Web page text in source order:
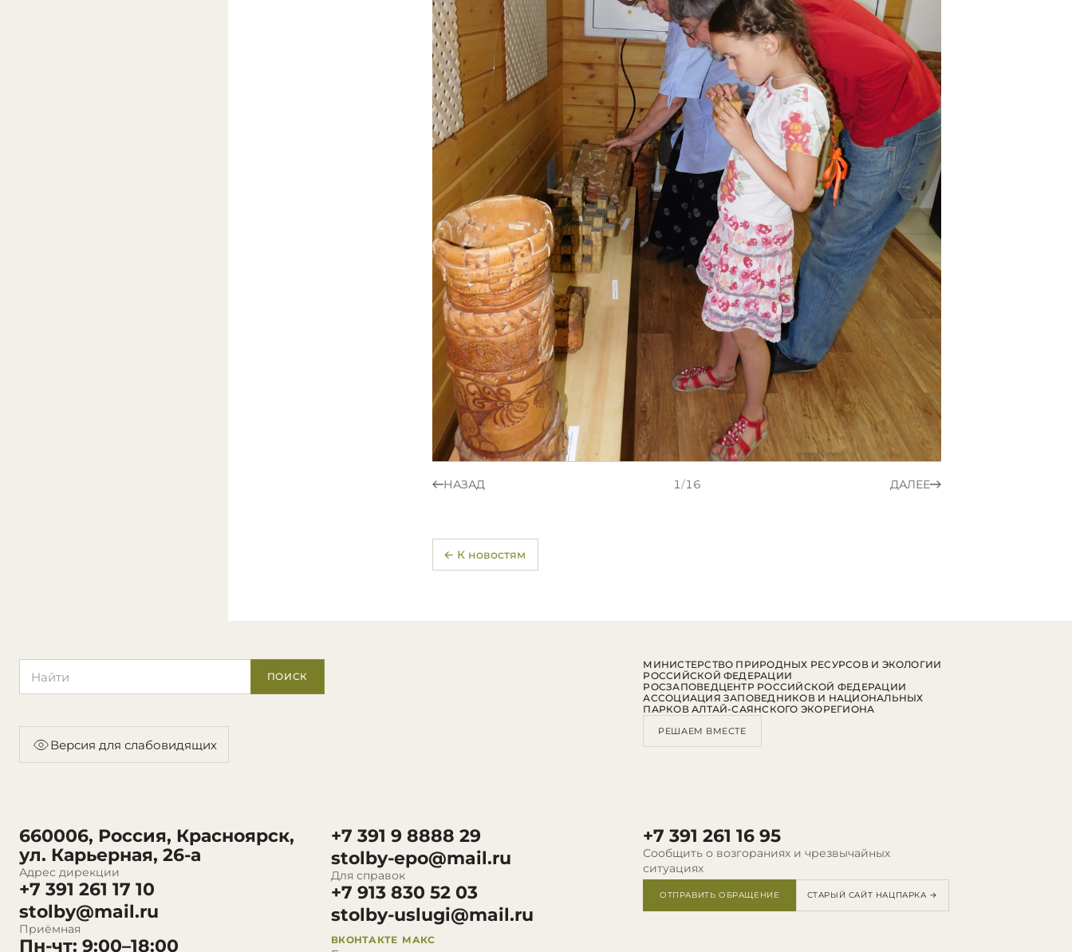
НАЗАД 1/16 ДАЛЕЕ
← К новостям
ПОИСК
Версия для слабовидящих
660006, Россия, Красноярск,
ул. Карьерная, 26-а
Адрес дирекции
+7 391 261 17 10
stolby@mail.ru
Приёмная
Пн-чт: 9:00–18:00
+7 391 9 8888 29
stolby-epo@mail.ru
Для справок
+7 913 830 52 03
stolby-uslugi@mail.ru
ВКОНТАКТЕ МАКС
+7 391 261 16 95
Сообщить о возгораниях и чрезвычайных
ситуациях
ОТПРАВИТЬ ОБРАЩЕНИЕ СТАРЫЙ САЙТ НАЦПАРКА →
МИНИСТЕРСТВО ПРИРОДНЫХ РЕСУРСОВ И ЭКОЛОГИИ
РОССИЙСКОЙ ФЕДЕРАЦИИ
РОСЗАПОВЕДЦЕНТР РОССИЙСКОЙ ФЕДЕРАЦИИ
АССОЦИАЦИЯ ЗАПОВЕДНИКОВ И НАЦИОНАЛЬНЫХ
ПАРКОВ АЛТАЙ-САЯНСКОГО ЭКОРЕГИОНА
РЕШАЕМ ВМЕСТЕ